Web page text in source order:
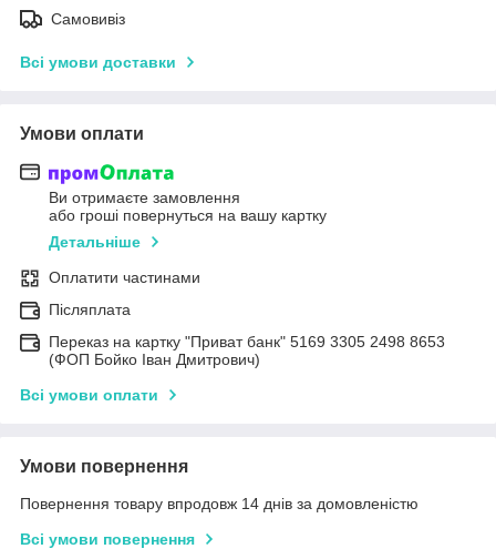
Самовивіз
Всі умови доставки
Умови оплати
Ви отримаєте замовлення
або гроші повернуться на вашу картку
Детальніше
Оплатити частинами
Післяплата
Переказ на картку "Приват банк" 5169 3305 2498 8653
(ФОП Бойко Іван Дмитрович)
Всі умови оплати
Умови повернення
Повернення товару впродовж 14 днів за домовленістю
Всі умови повернення